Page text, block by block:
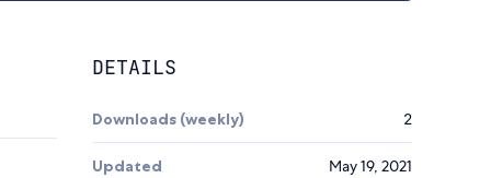
DETAILS
Downloads (weekly) 2
Updated May 19, 2021